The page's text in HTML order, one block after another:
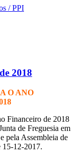
/ PPI
2018
O ANO
Financeiro de 2018
de Freguesia em
pela Assembleia de
15-12-2017.